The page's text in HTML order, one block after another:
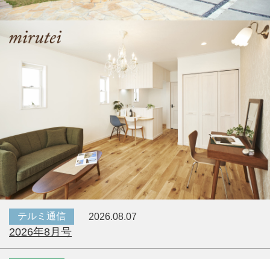
テルミ通信 2026.08.07
2026年8月号